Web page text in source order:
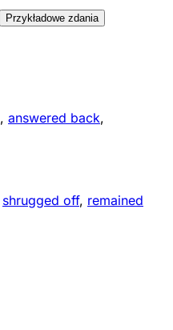
Przykładowe zdania
, answered back,
shrugged off, remained